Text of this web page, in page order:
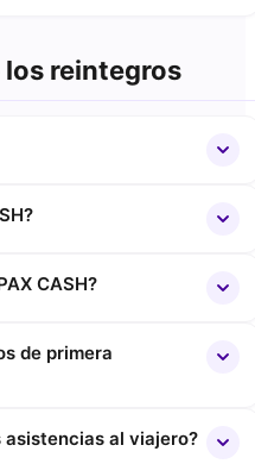
los reintegros
CASH?
de primera
asistencias al viajero?